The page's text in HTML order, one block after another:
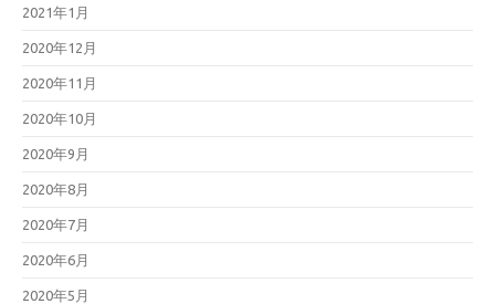
2021年1月
2020年12月
2020年11月
2020年10月
2020年9月
2020年8月
2020年7月
2020年6月
2020年5月